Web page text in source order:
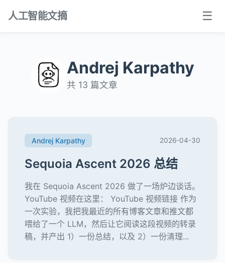
人工智能文摘 ☰
Andrej Karpathy
共 13 篇文章
Andrej Karpathy 2026-04-30
Sequoia Ascent 2026 总结
我在 Sequoia Ascent 2026 做了一场炉边谈话。
YouTube 视频在这里： YouTube 视频链接 作为
一次实验，我把我最近的所有博客文章和推文都
喂给了一个 LLM，然后让它阅读这段视频的转录
稿，并产出 1）一份总结，以及 2）一份清理...